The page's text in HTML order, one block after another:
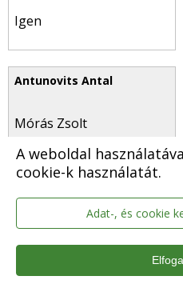
A weboldal
cookie-k használatát.
Adat-, és cookie
Igen
Mórás Zsolt